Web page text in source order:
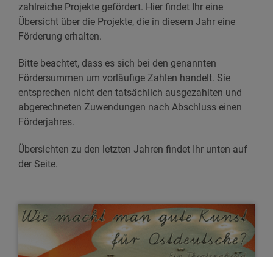
zahlreiche Projekte gefördert. Hier findet Ihr eine
Übersicht über die Projekte, die in diesem Jahr eine
Förderung erhalten.
Bitte beachtet, dass es sich bei den genannten
Fördersummen um vorläufige Zahlen handelt. Sie
entsprechen nicht den tatsächlich ausgezahlten und
abgerechneten Zuwendungen nach Abschluss einen
Förderjahres.
Übersichten zu den letzten Jahren findet Ihr unten auf
der Seite.